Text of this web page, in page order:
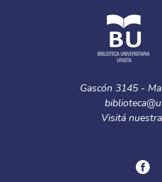
Gascón 3145 -
Visitá nuestra